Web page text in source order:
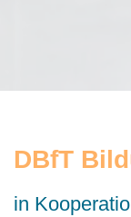
DBfT
in